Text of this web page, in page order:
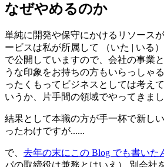
なぜやめるのか
単純に開発や保守にかけるリソース
ービスは私が所属して （いた | いる）
で公開していますので、会社の事業
うな印象をお持ちの方もいらっしゃ
ったくもってビジネスとしては考え
いうか、片手間の領域でやってきまし
結果として本職の方が手一杯で新し
ったわけですが......
で、 去年の末にこの Blog でも書いた